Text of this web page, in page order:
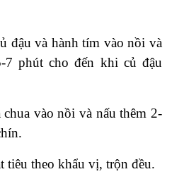
đậu và hành tím vào nồi và
7 phút cho đến khi củ đậu
vào nồi và nấu thêm 2-
tiêu theo khẩu vị, trộn đều.